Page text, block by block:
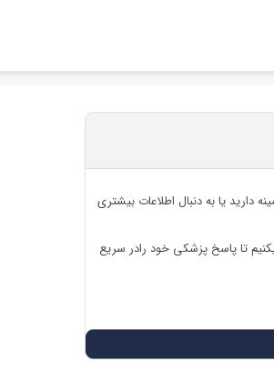
دارید یا به دنبال اطلاعات بیشتری
تا پاسخ پزشکی خود رادر سریع